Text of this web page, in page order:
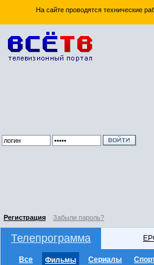
На сайте проводятся технические
Регистрация Забыли пароль?
Телепрограмма
Все Фильмы Сериалы